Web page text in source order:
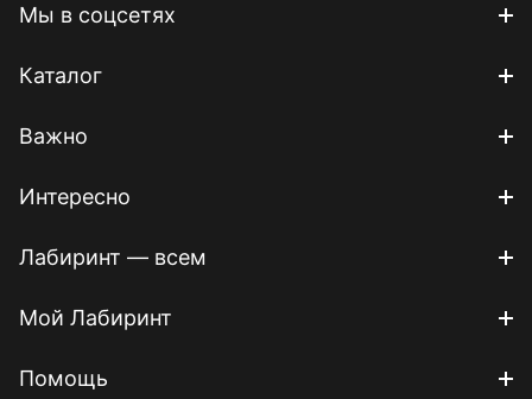
Мы в соцсетях
Каталог
Важно
Интересно
Лабиринт — всем
Мой Лабиринт
Помощь